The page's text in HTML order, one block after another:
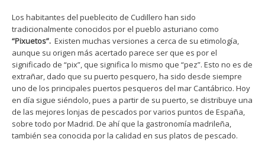
Los habitantes del pueblecito de Cudillero han sido
tradicionalmente conocidos por el pueblo asturiano como
“Pixuetos”. Existen muchas versiones a cerca de su etimología,
aunque su origen más acertado parece ser que es por el
significado de “pix”, que significa lo mismo que “pez”. Esto no es de
extrañar, dado que su puerto pesquero, ha sido desde siempre
uno de los principales puertos pesqueros del mar Cantábrico. Hoy
en día sigue siéndolo, pues a partir de su puerto, se distribuye una
de las mejores lonjas de pescados por varios puntos de España,
sobre todo por Madrid. De ahí que la gastronomía madrileña,
también sea conocida por la calidad en sus platos de pescado.